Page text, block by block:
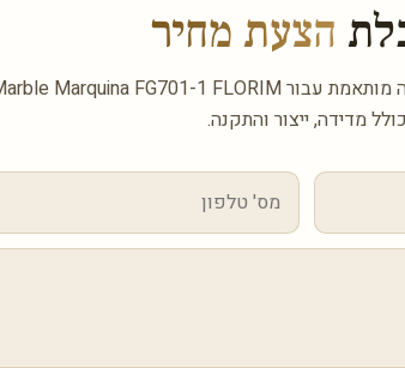
הצעת מחיר
כולל מדידה, ייצור והתקנה.